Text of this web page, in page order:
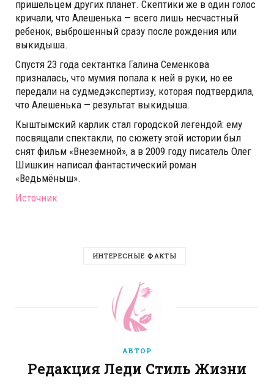
пришельцем других планет. Скептики же в один голос
кричали, что Алешенька — всего лишь несчастный
ребенок, выброшенный сразу после рождения или
выкидыша.
Спустя 23 года сектантка Галина Семенкова
призналась, что мумия попала к ней в руки, но ее
передали на судмедэкспертизу, которая подтвердила,
что Алешенька — результат выкидыша.
Кыштымский карлик стал городской легендой: ему
посвящали спектакли, по сюжету этой истории был
снят фильм «Внеземной», а в 2009 году писатель Олег
Шишкин написал фантастический роман
«Ведьмёныш».
Источник
ИНТЕРЕСНЫЕ ФАКТЫ
АВТОР
Редакция Леди Стиль Жизни